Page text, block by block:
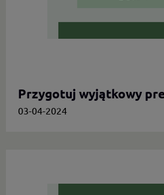
Przygotuj wyjątkowy
Mamy.
03-04-2024